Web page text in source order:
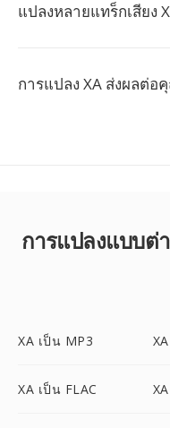
แปลงหลายแทร็กเสียง
การแปลง XA ส่งผลต่อ
การแปลงแบบต่
XA เป็น MP3
XA เป็น FLAC